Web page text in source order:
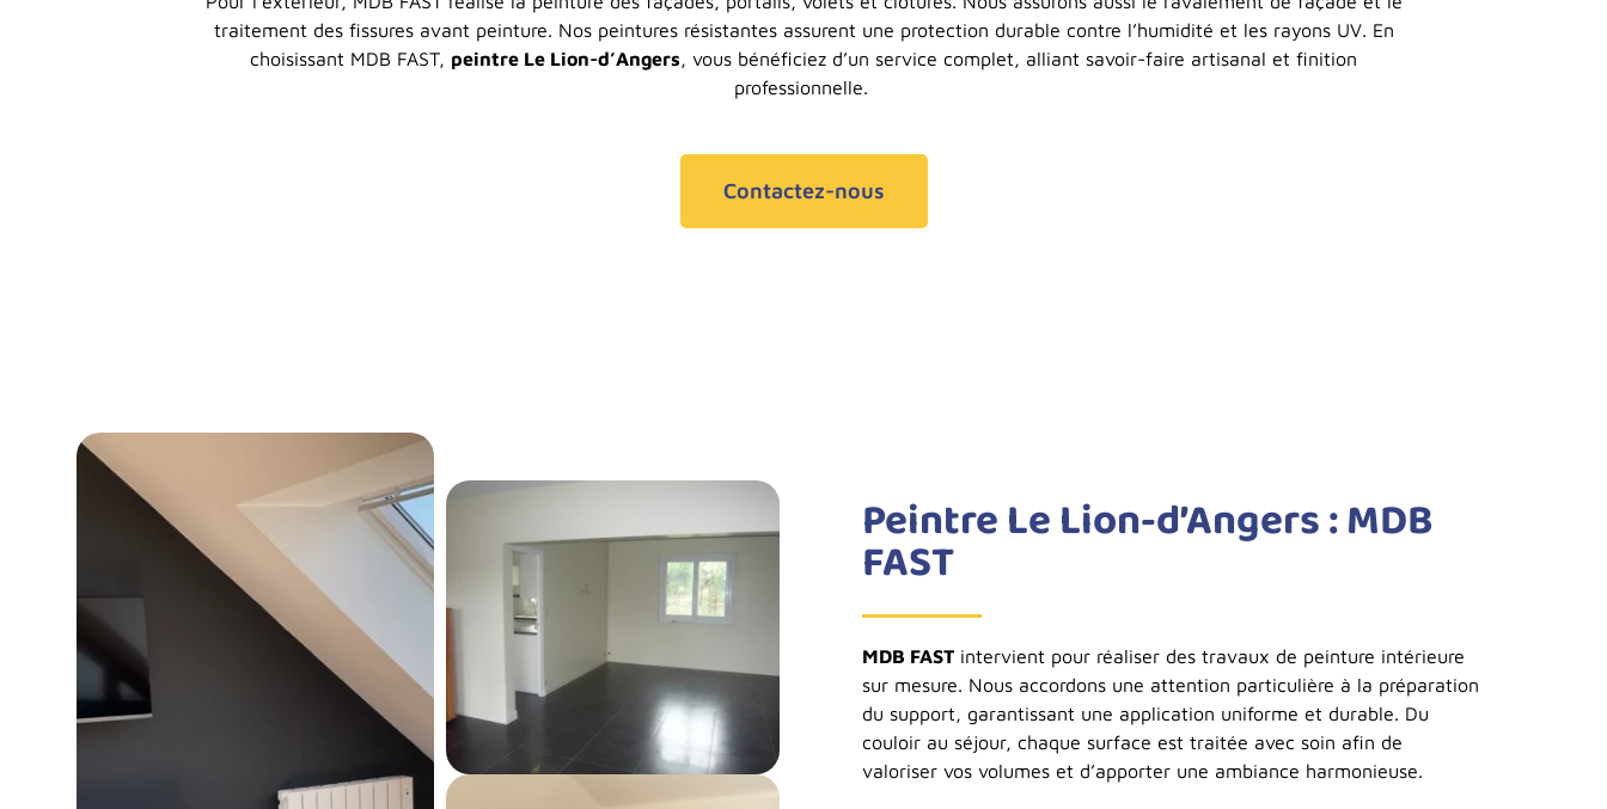
traitement des fissures avant peinture. Nos peintures résistantes assurent une protection durable contre l’humidité et les rayons UV. En
choisissant MDB FAST, peintre Le Lion-d’Angers, vous bénéficiez d’un service complet, alliant savoir-faire artisanal et finition
professionnelle.
Contactez-nous
Peintre Le Lion-d’Angers : MDB
FAST
MDB FAST intervient pour réaliser des travaux de peinture intérieure
sur mesure. Nous accordons une attention particulière à la préparation
du support, garantissant une application uniforme et durable. Du
couloir au séjour, chaque surface est traitée avec soin afin de
valoriser vos volumes et d’apporter une ambiance harmonieuse.